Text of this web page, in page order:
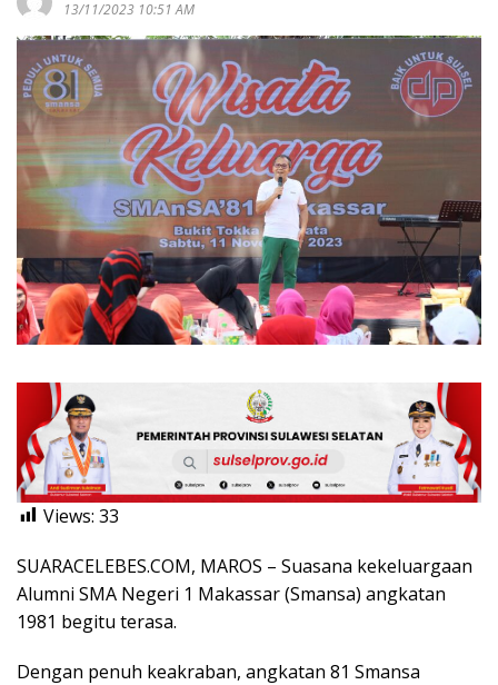
13/11/2023 10:51 AM
Views: 33
SUARACELEBES.COM, MAROS – Suasana kekeluargaan
Alumni SMA Negeri 1 Makassar (Smansa) angkatan
1981 begitu terasa.
Dengan penuh keakraban, angkatan 81 Smansa